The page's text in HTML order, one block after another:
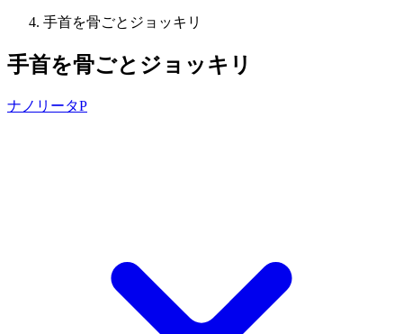
手首を骨ごとジョッキリ
手首を骨ごとジョッキリ
ナノリータP